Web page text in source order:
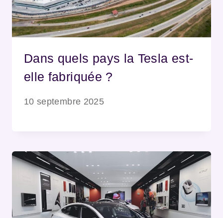
Dans quels pays la Tesla est-
elle fabriquée ?
10 septembre 2025